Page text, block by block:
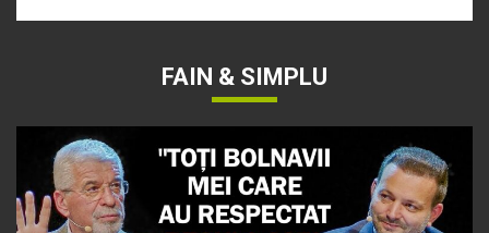
FAIN & SIMPLU